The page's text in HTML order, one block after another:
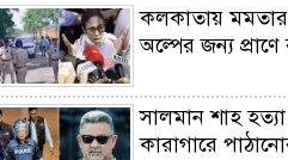
কলকাতায়
অল্পের জন্য প্রাণে
সালমান শাহ
কারাগারে